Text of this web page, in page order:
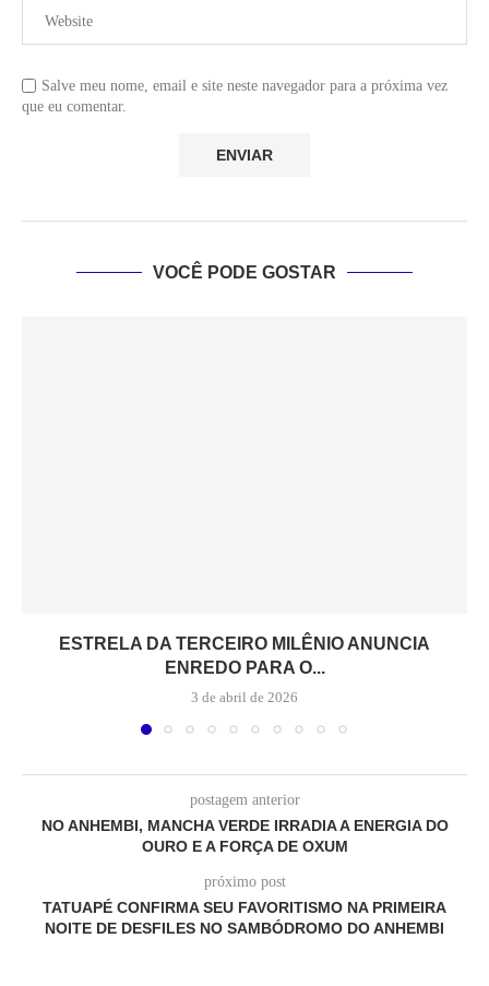
Salve meu nome, email e site neste navegador para a próxima vez
que eu comentar.
VOCÊ PODE GOSTAR
ESTRELA DA TERCEIRO MILÊNIO ANUNCIA
ENREDO PARA O...
3 de abril de 2026
postagem anterior
NO ANHEMBI, MANCHA VERDE IRRADIA A ENERGIA DO
OURO E A FORÇA DE OXUM
próximo post
TATUAPÉ CONFIRMA SEU FAVORITISMO NA PRIMEIRA
NOITE DE DESFILES NO SAMBÓDROMO DO ANHEMBI